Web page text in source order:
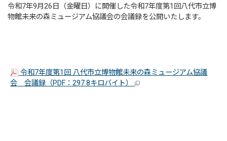
令和7年9月26日（金曜日）に開催した令和7年度第1回八代市立博
物館未来の森ミュージアム協議会の会議録を公開いたします。
令和7年度第1回 八代市立博物館未来の森ミュージアム協議
会 会議録（PDF：297.8キロバイト）